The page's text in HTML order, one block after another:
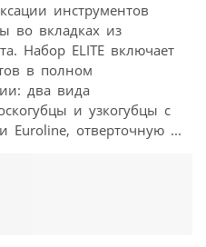
инструментов
во вкладках из
Набор ELITE включает
в полном
два вида
и узкогубцы с
Euroline, отверточную ...